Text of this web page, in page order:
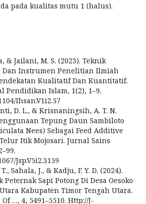
pada kualitas mutu 1 (halus).
& Jailani, M. S. (2023). Teknik
Dan Instrumen Penelitian Ilmiah
Kualitatif Dan Kuantitatif.
Pendidikan Islam, 1(2), 1–9.
Ihsan.V1i2.57
D. L., & Krisnaningsih, A. T. N.
Tepung Daun Sambiloto
Nees) Sebagai Feed Additive
Itik Mojosari. Jurnal Sains
Jsp.V5i2.3159
Sahala, J., & Kadju, F. Y. D. (2024).
Sapi Potong Di Desa Oesoko
Kabupaten Timor Tengah Utara.
…, 4, 5491–5510. Http://J-